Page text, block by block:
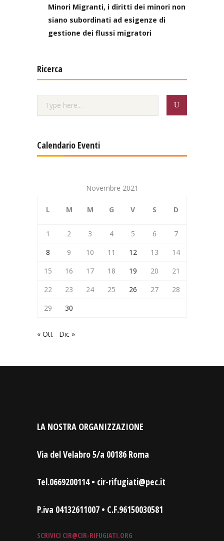
Minori Migranti, i diritti dei minori non
siano subordinati ad esigenze di
gestione dei flussi migratori
Ricerca
Calendario Eventi
Novembre 2021
L M M G V S D
1 2 3 4 5 6
7
8
9 10 11 12 13
14
15
16 17 18 19 20
21
22
23 24 25 26 27
28
29
30
« Ott Dic »
LA NOSTRA ORGANIZZAZIONE
Via del Velabro 5/a 00186 Roma
Tel.0669200114 • cir-rifugiati@pec.it
P.iva 04132611007 • C.F.96150030581
SCRIVICI CIR@CIR-RIFUGIATI.ORG